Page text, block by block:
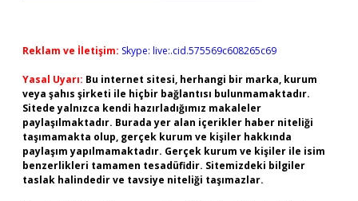
Reklam ve İletişim: Skype: live:.cid.575569c608265c69
Yasal Uyarı: Bu internet sitesi, herhangi bir marka, kurum
veya şahıs şirketi ile hiçbir bağlantısı bulunmamaktadır.
Sitede yalnızca kendi hazırladığımız makaleler
paylaşılmaktadır. Burada yer alan içerikler haber niteliği
taşımamakta olup, gerçek kurum ve kişiler hakkında
paylaşım yapılmamaktadır. Gerçek kurum ve kişiler ile isim
benzerlikleri tamamen tesadüfidir. Sitemizdeki bilgiler
taslak halindedir ve tavsiye niteliği taşımazlar.